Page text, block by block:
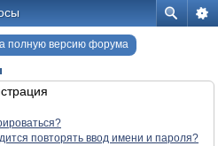
полную версию форума
повторять ввод имени и пароля?